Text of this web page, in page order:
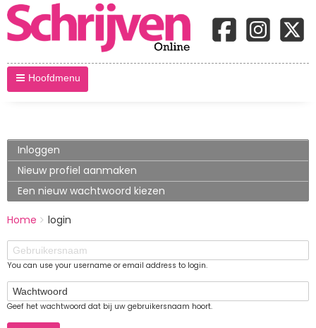
Hoofdmenu
Primary
tabs
Inloggen
tabblad)
Nieuw profiel aanmaken
Een nieuw wachtwoord kiezen
BREADCRUMBS
You
here:
Home
login
Gebruikersnaam
You can use your username or email address to login.
Wachtwoord
Geef het wachtwoord dat bij uw gebruikersnaam hoort.